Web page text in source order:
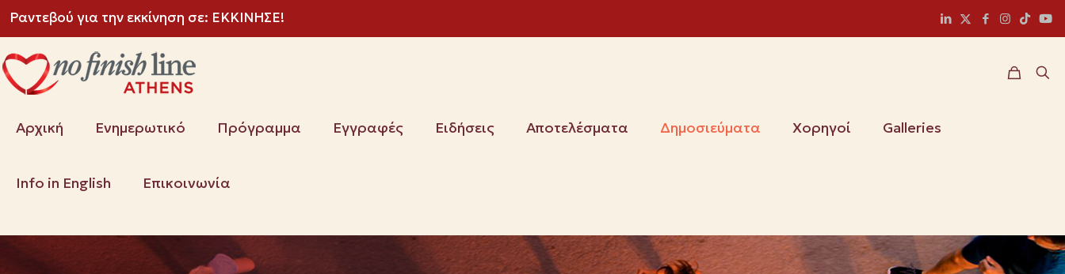
Ραντεβού για την εκκίνηση σε: ΕΚΚΙΝΗΣΕ!
Αρχική Ενημερωτικό Πρόγραμμα Εγγραφές Ειδήσεις Αποτελέσματα Δημοσιεύματα Χορηγοί Galleries
Info in English Επικοινωνία